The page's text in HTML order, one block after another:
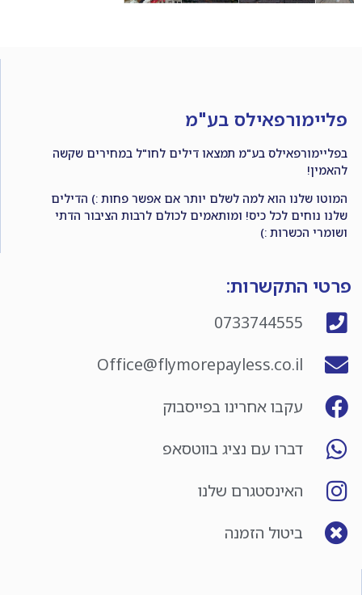
פליימורפאילס בע"מ
בפליימורפאילס בע"מ תמצאו דילים לחו"ל במחירים שקשה
להאמין!
המוטו שלנו הוא למה לשלם יותר אם אפשר פחות :) הדילים
שלנו נוחים לכל כיס! ומותאמים לכולם לרבות הציבור הדתי
ושומרי הכשרות :)
פרטי התקשרות:
0733744555
Office@flymorepayless.co.il
עקבו אחרינו בפייסבוק
דברו עם נציג בווטסאפ
האינסטגרם שלנו
ביטול הזמנה